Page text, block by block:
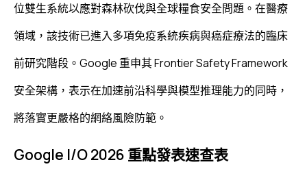
位雙生系統以應對森林砍伐與全球糧食安全問題。在醫療
領域，該技術已進入多項免疫系統疾病與癌症療法的臨床
前研究階段。Google 重申其 Frontier Safety Framework
安全架構，表示在加速前沿科學與模型推理能力的同時，
將落實更嚴格的網絡風險防範。
Google I/O 2026 重點發表速查表